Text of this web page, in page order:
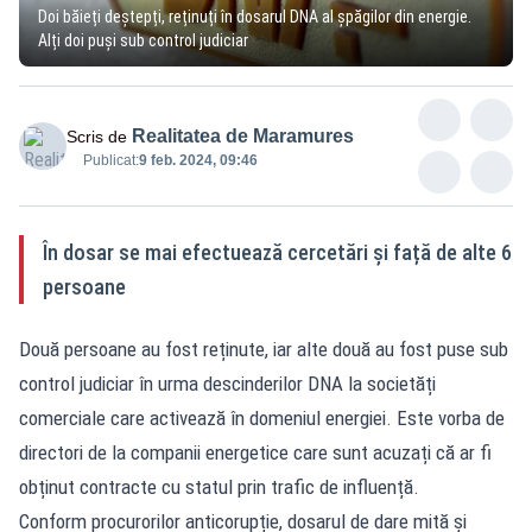
Doi băieți deștepți, reținuți în dosarul DNA al șpăgilor din energie.
Alți doi puși sub control judiciar
Scris de Realitatea de Maramures
Publicat:9 feb. 2024, 09:46
În dosar se mai efectuează cercetări și față de alte 6
persoane
Două persoane au fost reținute, iar alte două au fost puse sub
control judiciar în urma descinderilor DNA la societăți
comerciale care activează în domeniul energiei. Este vorba de
directori de la companii energetice care sunt acuzați că ar fi
obținut contracte cu statul prin trafic de influență.
Conform procurorilor anticorupție, dosarul de dare mită și